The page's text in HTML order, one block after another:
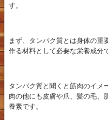
す。
まず、タンパク質とは身体の重
作る材料として必要な栄養成分
タンパク質と聞くと筋肉のイメ
肉の他にも皮膚や爪、髪の毛、
養素です。